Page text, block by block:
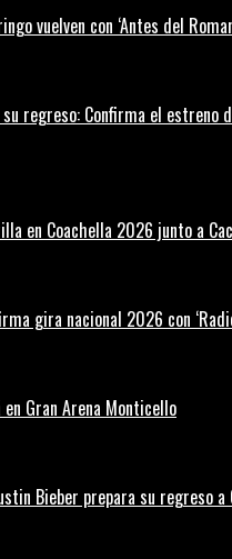
vuelven con ‘Antes del
regreso: Confirma el estreno
en Coachella 2026 junto a
gira nacional 2026 con
Gran Arena Monticello
Bieber prepara su regreso